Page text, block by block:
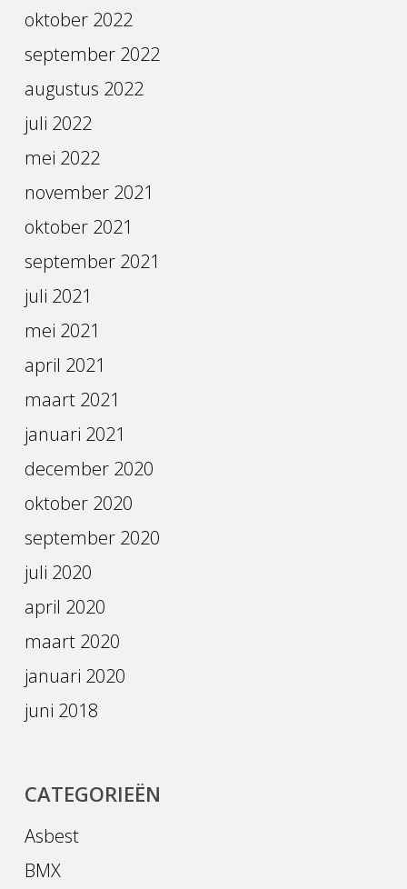
oktober 2022
september 2022
augustus 2022
juli 2022
mei 2022
november 2021
oktober 2021
september 2021
juli 2021
mei 2021
april 2021
maart 2021
januari 2021
december 2020
oktober 2020
september 2020
juli 2020
april 2020
maart 2020
januari 2020
juni 2018
CATEGORIEËN
Asbest
BMX